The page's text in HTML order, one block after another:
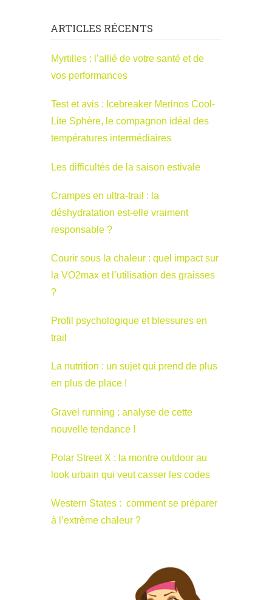
ARTICLES RÉCENTS
Myrtilles : l’allié de votre santé et de
vos performances
Test et avis : Icebreaker Merinos Cool-
Lite Sphère, le compagnon idéal des
températures intermédiaires
Les difficultés de la saison estivale
Crampes en ultra-trail : la
déshydratation est-elle vraiment
responsable ?
Courir sous la chaleur : quel impact sur
la VO2max et l’utilisation des graisses
?
Profil psychologique et blessures en
trail
La nutrition : un sujet qui prend de plus
en plus de place !
Gravel running : analyse de cette
nouvelle tendance !
Polar Street X : la montre outdoor au
look urbain qui veut casser les codes
Western States : comment se préparer
à l’extrême chaleur ?